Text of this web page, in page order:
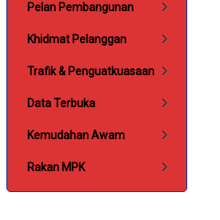
Pelan Pembangunan
Khidmat Pelanggan
Trafik & Penguatkuasaan
Data Terbuka
Kemudahan Awam
Rakan MPK